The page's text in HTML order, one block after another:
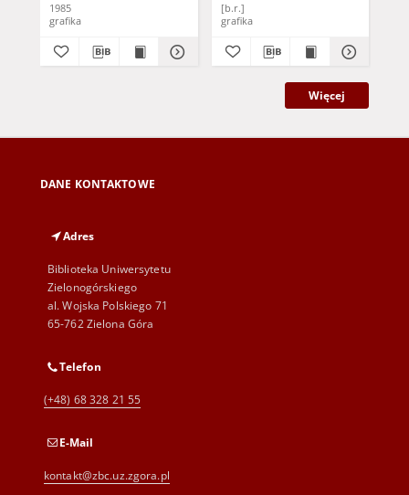
1985
grafika
[b.r.]
grafika
Więcej
DANE KONTAKTOWE
Adres
Biblioteka Uniwersytetu
Zielonogórskiego
al. Wojska Polskiego 71
65-762 Zielona Góra
Telefon
(+48) 68 328 21 55
E-Mail
kontakt@zbc.uz.zgora.pl